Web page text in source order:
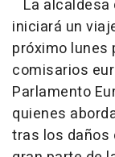
La alcaldesa
iniciará un
próximo lunes
comisarios
Parlamento
quienes
tras los daños